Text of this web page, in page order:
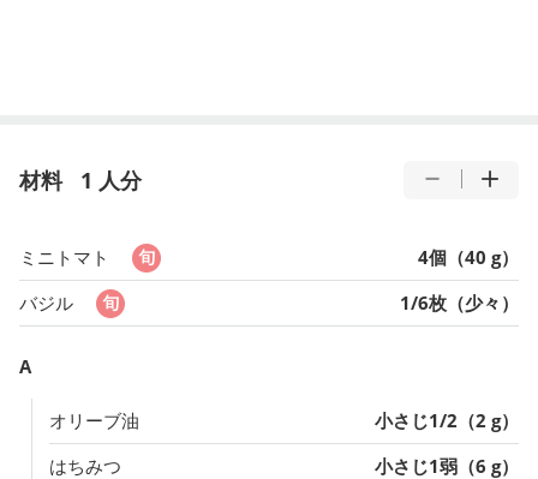
材料 1 人分
ミニトマト
4個（40 g）
バジル
1/6枚（少々）
A
オリーブ油
小さじ1/2（2 g）
はちみつ
小さじ1弱（6 g）